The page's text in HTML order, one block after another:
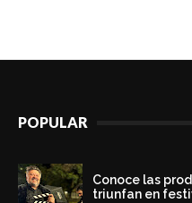
POPULAR
Conoce las
triunfan en